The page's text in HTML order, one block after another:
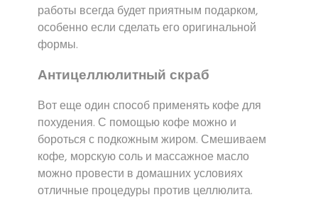
работы всегда будет приятным подарком,
особенно если сделать его оригинальной
формы.
Антицеллюлитный скраб
Вот еще один способ применять кофе для
похудения. С помощью кофе можно и
бороться с подкожным жиром. Смешиваем
кофе, морскую соль и массажное масло
можно провести в домашних условиях
отличные процедуры против целлюлита.